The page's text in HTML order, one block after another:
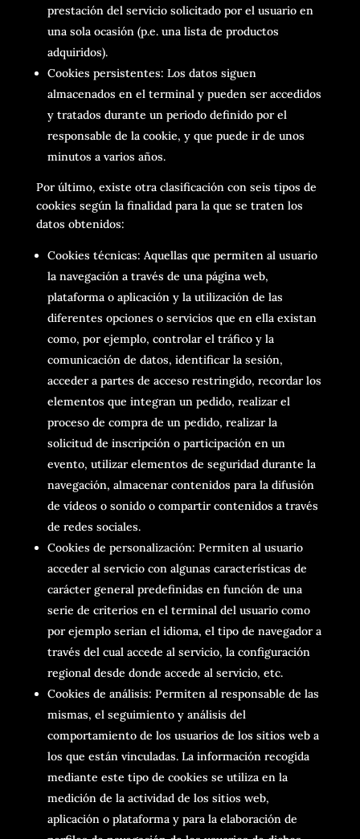
prestación del servicio solicitado por el usuario en
una sola ocasión (p.e. una lista de productos
adquiridos).
Cookies persistentes: Los datos siguen
almacenados en el terminal y pueden ser accedidos
y tratados durante un periodo definido por el
responsable de la cookie, y que puede ir de unos
minutos a varios años.
Por último, existe otra clasificación con seis tipos de
cookies según la finalidad para la que se traten los
datos obtenidos:
Cookies técnicas: Aquellas que permiten al usuario
la navegación a través de una página web,
plataforma o aplicación y la utilización de las
diferentes opciones o servicios que en ella existan
como, por ejemplo, controlar el tráfico y la
comunicación de datos, identificar la sesión,
acceder a partes de acceso restringido, recordar los
elementos que integran un pedido, realizar el
proceso de compra de un pedido, realizar la
solicitud de inscripción o participación en un
evento, utilizar elementos de seguridad durante la
navegación, almacenar contenidos para la difusión
de vídeos o sonido o compartir contenidos a través
de redes sociales.
Cookies de personalización: Permiten al usuario
acceder al servicio con algunas características de
carácter general predefinidas en función de una
serie de criterios en el terminal del usuario como
por ejemplo serian el idioma, el tipo de navegador a
través del cual accede al servicio, la configuración
regional desde donde accede al servicio, etc.
Cookies de análisis: Permiten al responsable de las
mismas, el seguimiento y análisis del
comportamiento de los usuarios de los sitios web a
los que están vinculadas. La información recogida
mediante este tipo de cookies se utiliza en la
medición de la actividad de los sitios web,
aplicación o plataforma y para la elaboración de